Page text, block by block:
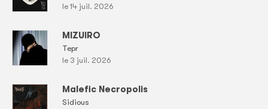
le 14 juil. 2026
MIZUIRO
Tepr
le 3 juil. 2026
Malefic Necropolis
Sidious